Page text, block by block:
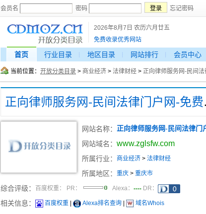
会员名 密码 忘记密码
2026年8月7日 农历六月廿五
免费收录优秀网站
首页 行业目录 地区目录 网站排行 会员中心
当前位置： 开放分类目录 > 商业经济 > 法律财经 > 正向律师服务网-民间
正
网站名称： 正向律师服务网-民间法律门
网站域名： www.zglsfw.com
所属行业： 商业经济 > 法律财经
所属地区： 重庆 > 重庆市
综合评级： 百度权重： PR： Alexa： ---- DR：
相关信息： 百度权重 Alexa排名查询 域名Whois